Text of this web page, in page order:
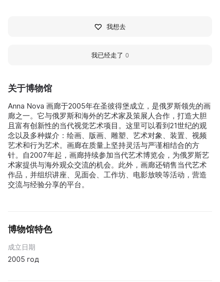
关于博物馆
Anna Nova 画廊于2005年在圣彼得堡成立，是俄罗斯领先的画
廊之一。它与俄罗斯和海外的艺术家及策展人合作，打造大胆
且富有创新性的当代视觉艺术项目。这里可以看到21世纪的观
念以及多种媒介：绘画、版画、雕塑、艺术对象、装置、视频
艺术和行为艺术。画廊在质量上坚持灵活与严谨相结合的方
针。自2007年起，画廊持续参加当代艺术博览会，为俄罗斯艺
术家提供与海外观众交流的机会。此外，画廊还销售当代艺术
作品，并组织讲座、见面会、工作坊、电影放映等活动，营造
交流与经验分享的平台。
博物馆特色
成立日期
2005 год
我想去
我已经走了 0